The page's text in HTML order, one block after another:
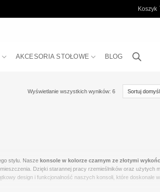
Koszyk
AKCESORIA STOŁOWE BLOG
Wyświetlanie wszystkich wyników: 6
stylu. Nasze konsole w kolorze czarnym ze złotymi
Dzięki starannej pracy rzemieślników oraz użytych
design i funkcjonalność naszych konsoli, które doskonale